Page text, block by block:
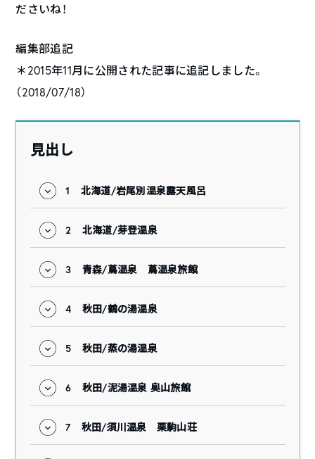
ださいね！
編集部追記
＊2015年11月に公開された記事に追記しました。
（2018/07/18）
見出し
1 北海道/岩尾別温泉露天風呂
2 北海道/芽登温泉
3 青森/蔦温泉 蔦温泉旅館
4 秋田/鶴の湯温泉
5 秋田/蒸の湯温泉
6 秋田/泥湯温泉 奥山旅館
7 秋田/須川温泉 栗駒山荘